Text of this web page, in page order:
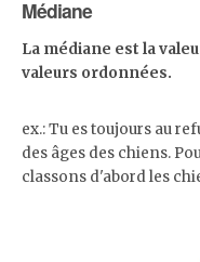
Médiane
La médiane est la
valeurs ordonnées.
ex.: Tu es toujours au
des âges des chiens.
classons d'abord les